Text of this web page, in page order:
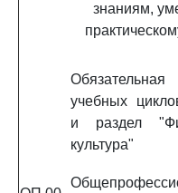
знаниям,
учебных
и раздел
культура"